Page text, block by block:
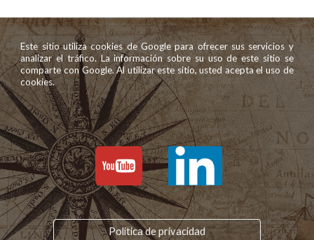
Este sitio utiliza cookies de Google para ofrecer sus servicios y
analizar el tráfico. La información sobre su uso de este sitio se
comparte con Google. Al utilizar este sitio, usted acepta el uso de
cookies.
Política de privacidad